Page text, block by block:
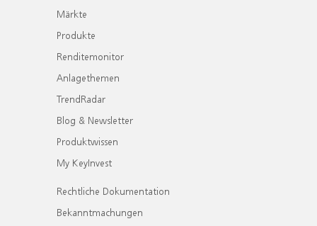
Märkte
Produkte
Renditemonitor
Anlagethemen
TrendRadar
Blog & Newsletter
Produktwissen
My KeyInvest
Rechtliche Dokumentation
Bekanntmachungen